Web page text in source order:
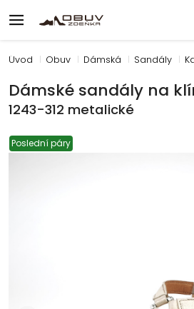
Úvod Obuv Dámská Sandály
Dámské sandály na
1243-312 metalické
Poslední páry